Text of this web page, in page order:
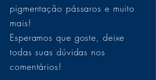
pigmentação pássaros e muito
mais!
Esperamos que goste, deixe
todas suas dúvidas nos
comentários!